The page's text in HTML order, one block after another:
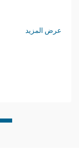
عرض المزيد